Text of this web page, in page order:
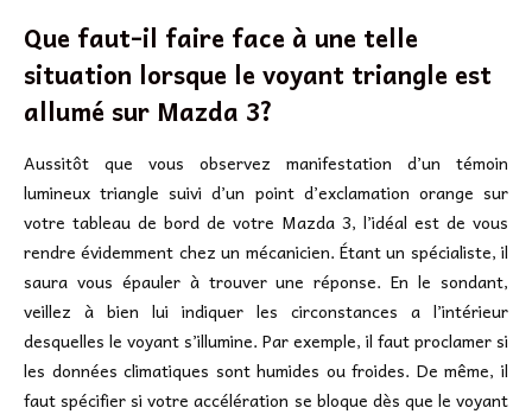
Que faut-il faire face à une telle
situation lorsque le voyant triangle est
allumé sur Mazda 3?
Aussitôt que vous observez manifestation d’un témoin
lumineux triangle suivi d’un point d’exclamation orange sur
votre tableau de bord de votre Mazda 3, l’idéal est de vous
rendre évidemment chez un mécanicien. Étant un spécialiste, il
saura vous épauler à trouver une réponse. En le sondant,
veillez à bien lui indiquer les circonstances a l’intérieur
desquelles le voyant s’illumine. Par exemple, il faut proclamer si
les données climatiques sont humides ou froides. De même, il
faut spécifier si votre accélération se bloque dès que le voyant